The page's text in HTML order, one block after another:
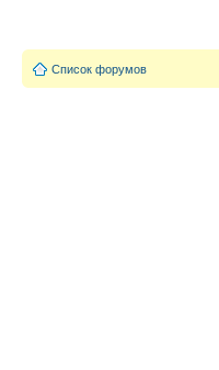
Список форумов